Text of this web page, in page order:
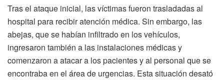
Tras el ataque inicial, las víctimas fueron trasladadas al
hospital para recibir atención médica. Sin embargo, las
abejas, que se habían infiltrado en los vehículos,
ingresaron también a las instalaciones médicas y
comenzaron a atacar a los pacientes y al personal que se
encontraba en el área de urgencias. Esta situación desató